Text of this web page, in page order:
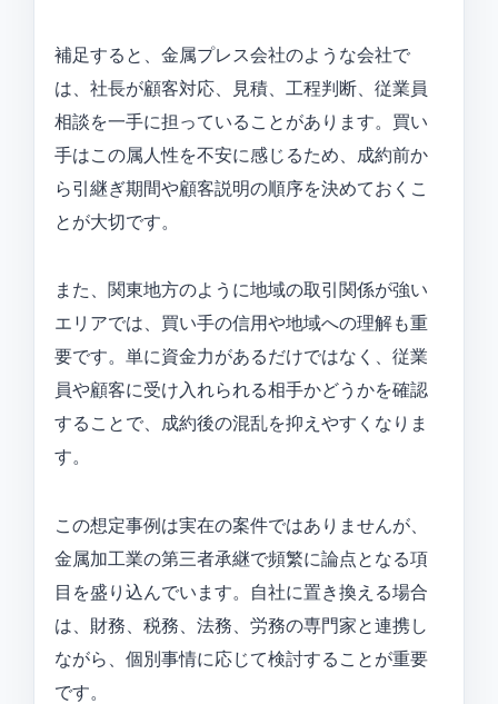
補足すると、金属プレス会社のような会社で
は、社長が顧客対応、見積、工程判断、従業員
相談を一手に担っていることがあります。買い
手はこの属人性を不安に感じるため、成約前か
ら引継ぎ期間や顧客説明の順序を決めておくこ
とが大切です。
また、関東地方のように地域の取引関係が強い
エリアでは、買い手の信用や地域への理解も重
要です。単に資金力があるだけではなく、従業
員や顧客に受け入れられる相手かどうかを確認
することで、成約後の混乱を抑えやすくなりま
す。
この想定事例は実在の案件ではありませんが、
金属加工業の第三者承継で頻繁に論点となる項
目を盛り込んでいます。自社に置き換える場合
は、財務、税務、法務、労務の専門家と連携し
ながら、個別事情に応じて検討することが重要
です。